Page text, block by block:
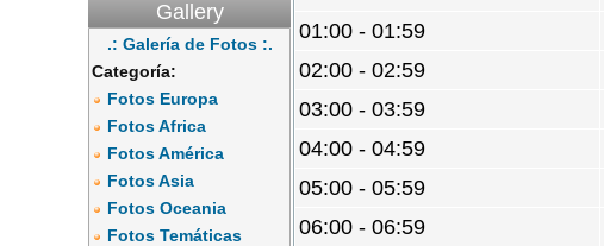
Gallery
.: Galería de Fotos :.
Categoría:
Fotos Europa
Fotos Africa
Fotos América
Fotos Asia
Fotos Oceania
Fotos Temáticas
01:00 - 01:59
02:00 - 02:59
03:00 - 03:59
04:00 - 04:59
05:00 - 05:59
06:00 - 06:59